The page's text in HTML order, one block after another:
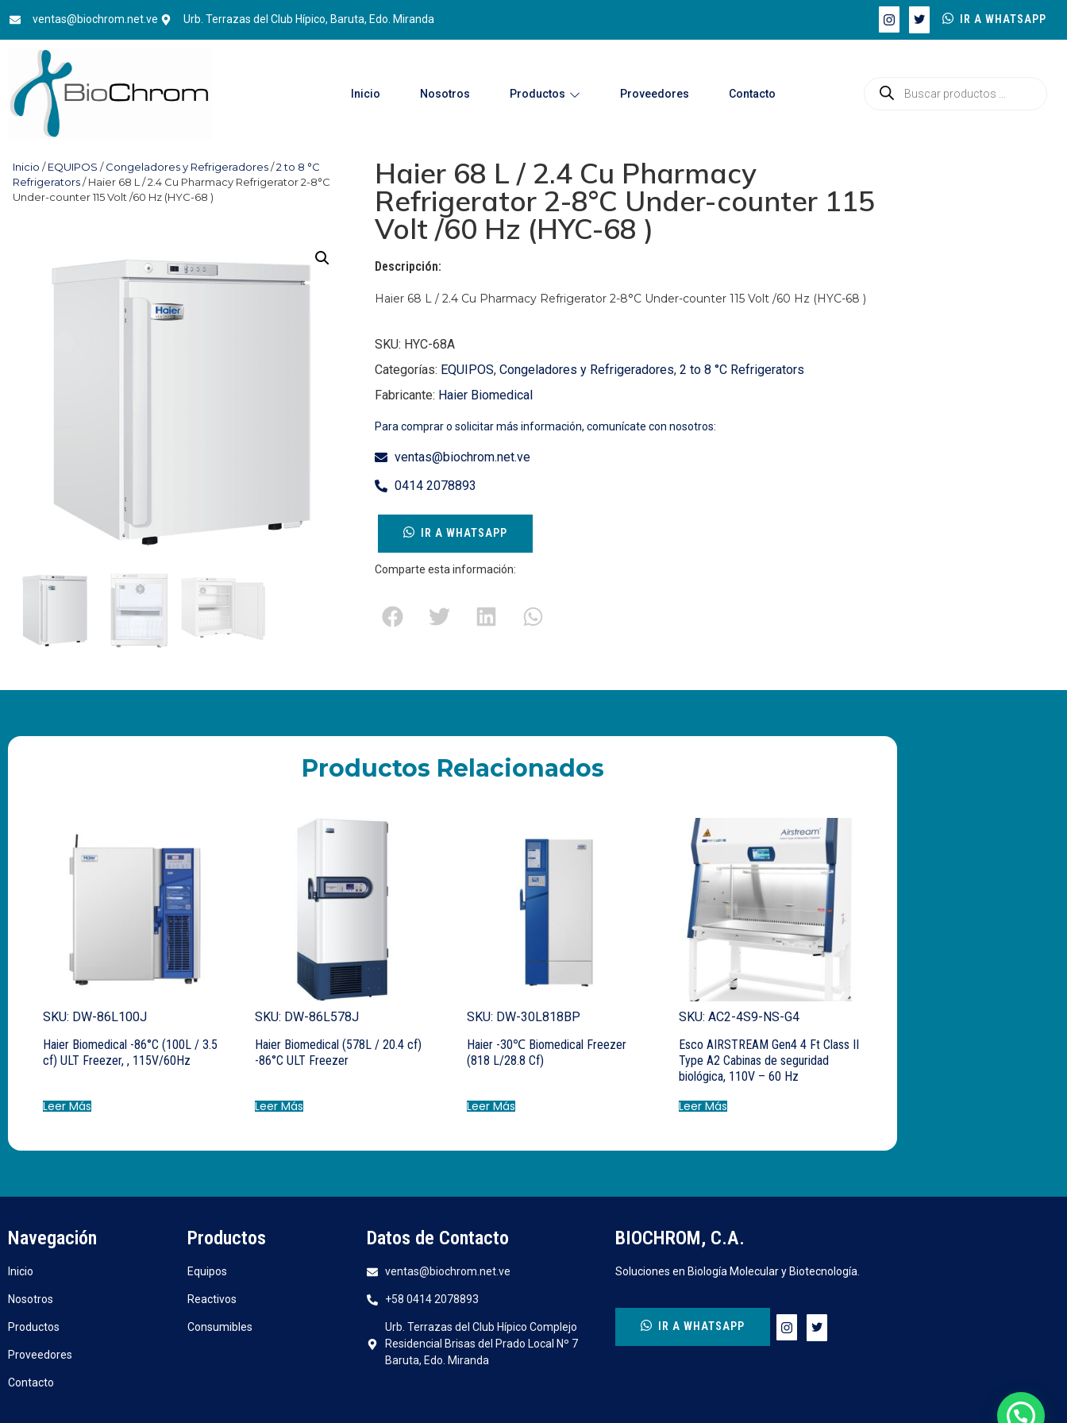
ventas@biochrom.net.ve Urb. Terrazas del Club Hípico, Baruta, Edo. Miranda IR A WHATSAPP
Inicio Nosotros Productos Proveedores Contacto
Inicio /EQUIPOS /Congeladores y Refrigeradores/2 to 8 °C
Refrigerators/ Haier 68 L / 2.4 Cu Pharmacy Refrigerator 2-8°C
Under-counter 115 Volt /60 Hz (HYC-68 )
Haier 68 L / 2.4 Cu Pharmacy
Refrigerator 2-8°C Under-counter 115
Volt /60 Hz (HYC-68 )
Descripción:
Haier 68 L / 2.4 Cu Pharmacy Refrigerator 2-8°C Under-counter 115 Volt /60 Hz (HYC-68 )
SKU: HYC-68A
Categorías: EQUIPOS, Congeladores y Refrigeradores, 2 to 8 °C Refrigerators
Fabricante: Haier Biomedical
Para comprar o solicitar más información, comunícate con nosotros:
ventas@biochrom.net.ve
0414 2078893
IR A WHATSAPP
Comparte esta información:
Productos Relacionados
SKU: DW-86L100J
Haier Biomedical -86°C (100L / 3.5
cf) ULT Freezer, , 115V/60Hz
Leer Más
SKU: DW-86L578J
Haier Biomedical (578L / 20.4 cf)
-86°C ULT Freezer
Leer Más
SKU: DW-30L818BP
Haier -30℃ Biomedical Freezer
(818 L/28.8 Cf)
Leer Más
SKU: AC2-4S9-NS-G4
Esco AIRSTREAM Gen4 4 Ft Class II
Type A2 Cabinas de seguridad
biológica, 110V – 60 Hz
Leer Más
Navegación
Inicio
Nosotros
Productos
Proveedores
Contacto
Productos
Equipos
Reactivos
Consumibles
Datos de Contacto
ventas@biochrom.net.ve
+58 0414 2078893
Urb. Terrazas del Club Hípico Complejo
Residencial Brisas del Prado Local Nº 7
Baruta, Edo. Miranda
BIOCHROM, C.A.
Soluciones en Biología Molecular y Biotecnología.
IR A WHATSAPP